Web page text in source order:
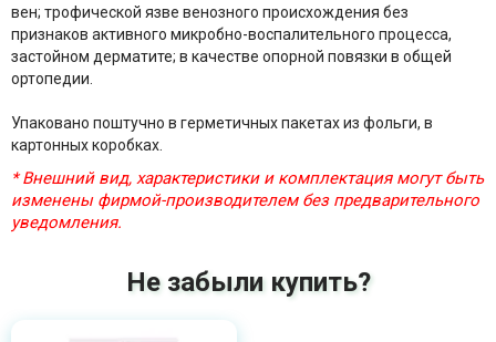
вен; трофической язве венозного происхождения без
признаков активного микробно-воспалительного процесса,
застойном дерматите; в качестве опорной повязки в общей
ортопедии.
Упаковано поштучно в герметичных пакетах из фольги, в
картонных коробках.
* Внешний вид, характеристики и комплектация могут быть
изменены фирмой-производителем без предварительного
уведомления.
Не забыли купить?